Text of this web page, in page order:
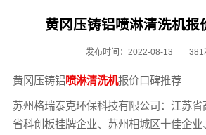
黄冈压铸铝喷淋清洗机报
发布时间：2022-08-13 381
黄冈压铸铝喷淋清洗机报价口碑推荐
苏州格瑞泰克环保科技有限公司：江苏
省科创板挂牌企业、苏州相城区十佳企